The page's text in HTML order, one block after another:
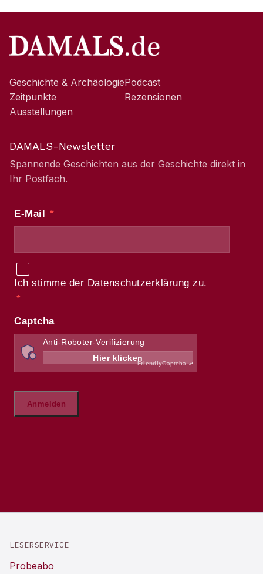
Geschichte & Archäologie
Zeitpunkte
Ausstellungen
Podcast
Rezensionen
DAMALS-Newsletter
Spannende Geschichten aus der Geschichte direkt in
Ihr Postfach.
LESERSERVICE
Probeabo